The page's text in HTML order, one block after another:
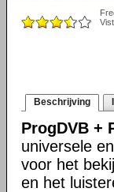
Beschrijving
ProgDVB +
universele
voor het
en het